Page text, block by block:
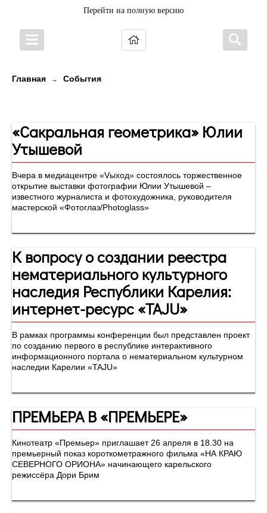
Перейти на полную версию
Главная → События
«Сакральная геометрика» Юлии
Утышевой
Вчера в медиацентре «Vыход» состоялось торжественное
открытие выставки фотографии Юлии Утышевой –
известного журналиста и фотохудожника, руководителя
мастерской «Фотоглаз/Photoglass»
К вопросу о создании реестра
нематериального культурного
наследия Республики Карелия:
интернет-ресурс «TAJU»
В рамках программы конференции был представлен проект
по созданию первого в республике интерактивного
информационного портала о нематериальном культурном
наследии Карелии «TAJU»
ПРЕМЬЕРА В «ПРЕМЬЕРЕ»
​​​​​​​Кинотеатр «Премьер» приглашает 26 апреля в 18.30 на
премьерный показ короткометражного фильма «НА КРАЮ
СЕВЕРНОГО ОРИОНА» начинающего карельского
режиссёра Дори Брим